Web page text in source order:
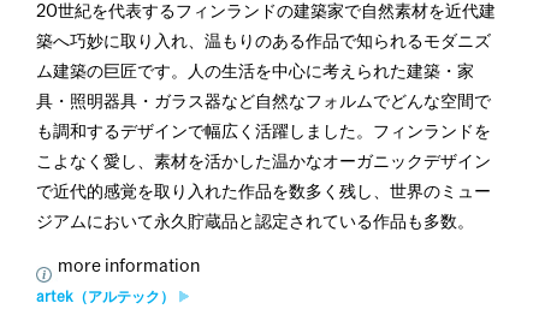
20世紀を代表するフィンランドの建築家で自然素材を近代建
築へ巧妙に取り入れ、温もりのある作品で知られるモダニズ
ム建築の巨匠です。人の生活を中心に考えられた建築・家
具・照明器具・ガラス器など自然なフォルムでどんな空間で
も調和するデザインで幅広く活躍しました。フィンランドを
こよなく愛し、素材を活かした温かなオーガニックデザイン
で近代的感覚を取り入れた作品を数多く残し、世界のミュー
ジアムにおいて永久貯蔵品と認定されている作品も多数。
more information
artek（アルテック）